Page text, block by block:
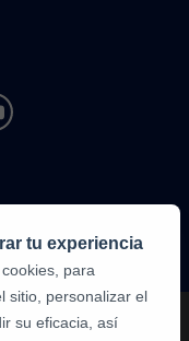
tu experiencia
para
sitio, personalizar el
su eficacia, así